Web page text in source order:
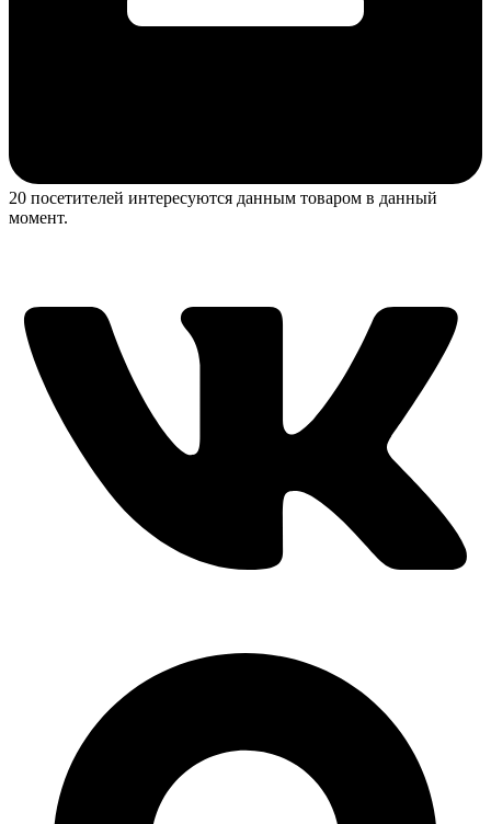
20 посетителей интересуются данным товаром в данный
момент.